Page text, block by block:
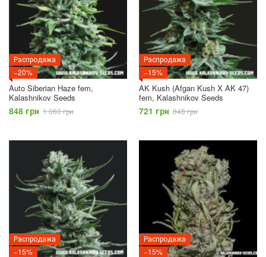
Распродажа
−20%
Auto Siberian Haze fem,
Kalashnikov Seeds
848 грн 1 060 грн
Распродажа
−15%
AK Kush (Afgan Kush X AK 47)
fem, Kalashnikov Seeds
721 грн 848 грн
Распродажа
−15%
Распродажа
−15%